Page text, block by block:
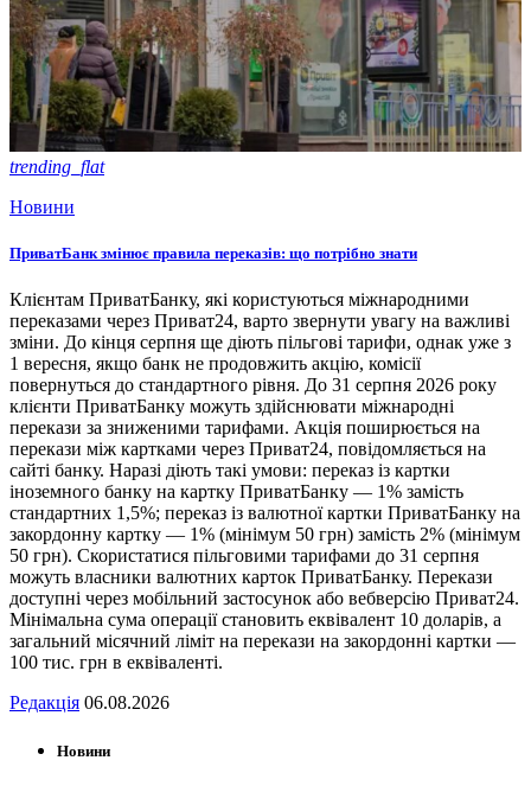
trending_flat
Новини
ПриватБанк змінює правила переказів: що потрібно знати
Клієнтам ПриватБанку, які користуються міжнародними
переказами через Приват24, варто звернути увагу на важливі
зміни. До кінця серпня ще діють пільгові тарифи, однак уже з
1 вересня, якщо банк не продовжить акцію, комісії
повернуться до стандартного рівня. До 31 серпня 2026 року
клієнти ПриватБанку можуть здійснювати міжнародні
перекази за зниженими тарифами. Акція поширюється на
перекази між картками через Приват24, повідомляється на
сайті банку. Наразі діють такі умови: переказ із картки
іноземного банку на картку ПриватБанку — 1% замість
стандартних 1,5%; переказ із валютної картки ПриватБанку на
закордонну картку — 1% (мінімум 50 грн) замість 2% (мінімум
50 грн). Скористатися пільговими тарифами до 31 серпня
можуть власники валютних карток ПриватБанку. Перекази
доступні через мобільний застосунок або вебверсію Приват24.
Мінімальна сума операції становить еквівалент 10 доларів, а
загальний місячний ліміт на перекази на закордонні картки —
100 тис. грн в еквіваленті.
Редакція 06.08.2026
Новини